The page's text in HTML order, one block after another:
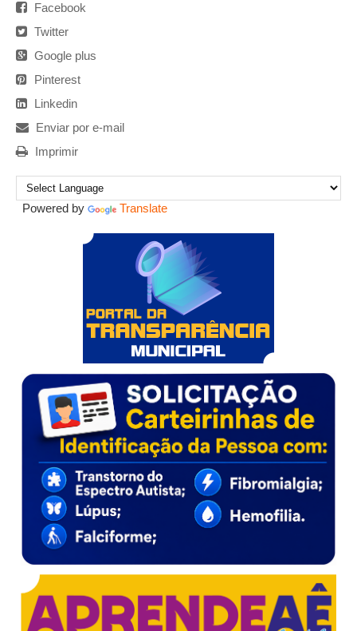
Facebook
Twitter
Google plus
Pinterest
Linkedin
Enviar por e-mail
Imprimir
Powered by Translate